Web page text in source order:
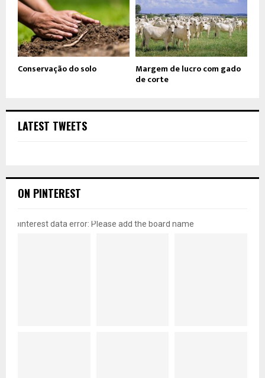
Conservação do solo Margem de lucro com gado
de corte
LATEST TWEETS
ON PINTEREST
pinterest data error: Please add the board name